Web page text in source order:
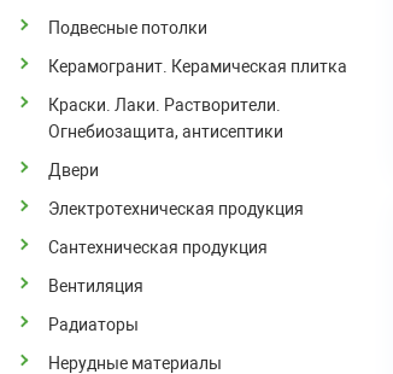
Подвесные потолки
Керамогранит. Керамическая плитка
Краски. Лаки. Растворители.
Огнебиозащита, антисептики
Двери
Электротехническая продукция
Сантехническая продукция
Вентиляция
Радиаторы
Нерудные материалы